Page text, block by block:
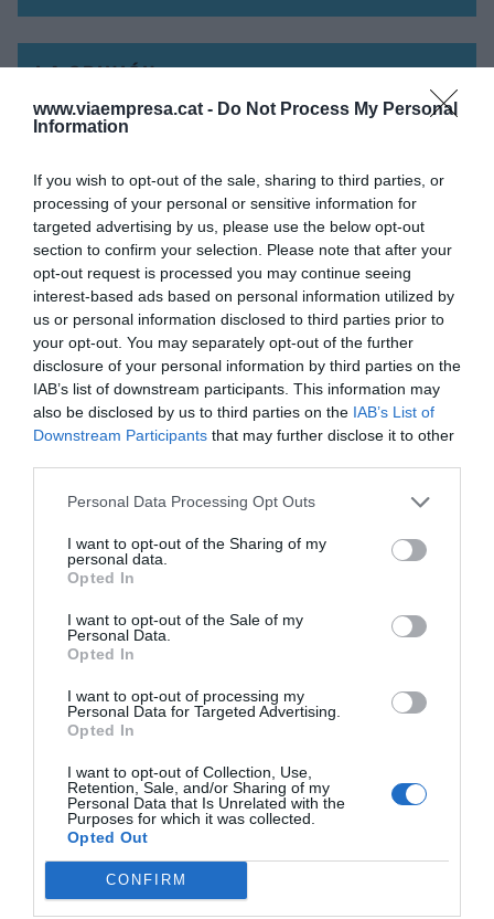
www.viaempresa.cat - Do Not Process My Personal
Information
If you wish to opt-out of the sale, sharing to third parties, or
processing of your personal or sensitive information for
targeted advertising by us, please use the below opt-out
section to confirm your selection. Please note that after your
opt-out request is processed you may continue seeing
interest-based ads based on personal information utilized by
us or personal information disclosed to third parties prior to
your opt-out. You may separately opt-out of the further
disclosure of your personal information by third parties on the
IAB’s list of downstream participants. This information may
also be disclosed by us to third parties on the IAB’s List of
Downstream Participants that may further disclose it to other
Personal Data Processing Opt Outs
I want to opt-out of the Sharing of my
personal data.
Opted In
I want to opt-out of the Sale of my
Personal Data.
Opted In
I want to opt-out of processing my
Personal Data for Targeted Advertising.
Opted In
I want to opt-out of Collection, Use,
Retention, Sale, and/or Sharing of my
Personal Data that Is Unrelated with the
Purposes for which it was collected.
Opted Out
CONFIRM
LA OPINIÓN
Si no lo vivo no ha pasado
16 de marzo de 2026
LA OPINIÓN
No todo son malas noticias
9 de marzo de 2026
GINA TOST
LA OPINIÓN
Las buenas conexiones 6G
GINA TOST
LA OPINIÓN
Puertas al campo
23 de febrero de 2026
GINA TOST
Anterior 1 2 3 4 5 6 …